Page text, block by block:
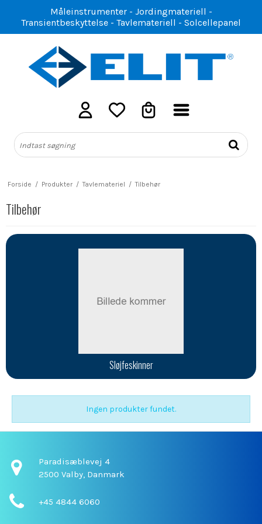
Måleinstrumenter - Jordingmateriell -
Transientbeskyttelse - Tavlemateriell - Solcellepanel
Forside / Produkter / Tavlemateriel / Tilbehør
Tilbehør
sløjfeskinner
Ingen produkter fundet.
Paradisæblevej 4
2500 Valby, Danmark
+45 4844 6060